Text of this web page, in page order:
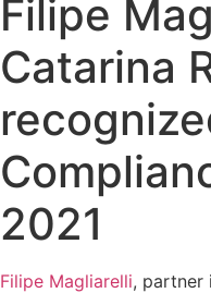
Filipe
Catarina
2021
Filipe Magliarelli, partner